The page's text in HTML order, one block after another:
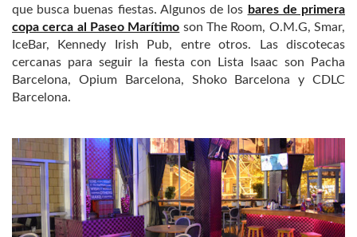
que busca buenas fiestas. Algunos de los bares de primera
copa cerca al Paseo Marítimo son The Room, O.M.G, Smar,
IceBar, Kennedy Irish Pub, entre otros. Las discotecas
cercanas para seguir la fiesta con Lista Isaac son Pacha
Barcelona, Opium Barcelona, Shoko Barcelona y CDLC
Barcelona.